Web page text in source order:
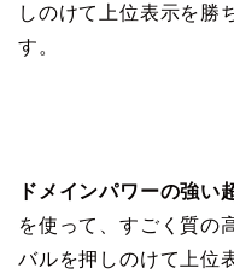
しのけて上位表示を勝
す。
ドメインパワーの強い
を使って、すごく質の
バルを押しのけて上位